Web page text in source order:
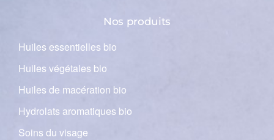
Nos produits
Huiles essentielles bio
Huiles végétales bio
Huiles de macération bio
Hydrolats aromatiques bio
Soins du visage